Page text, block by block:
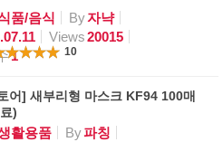
품/음식 By자냑
Views20015
1 10
어] 새부리형 마스크 KF94 100매
)
활용품 By파칭